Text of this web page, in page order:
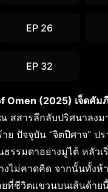
EP 26
EP 32
Omen (2025) เจ็ดคัม
สสารลึกลับปริศนาลง
ย ปัจจุบัน “จิตปีศาจ”
รรมดาอย่างมู่ไต้ หลัว
งไม่คาดคิด จากนั้นทั้ง
ที่ชีวิตแขวนบนเส้นด้าย